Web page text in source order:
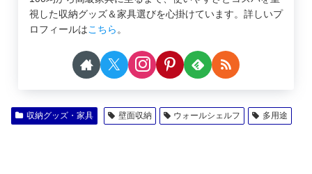
視した収納グッズ＆家具選びを心掛けています。詳しいプ
ロフィールはこちら。
収納グッズ・家具 壁面収納 ウォールシェルフ 多用途